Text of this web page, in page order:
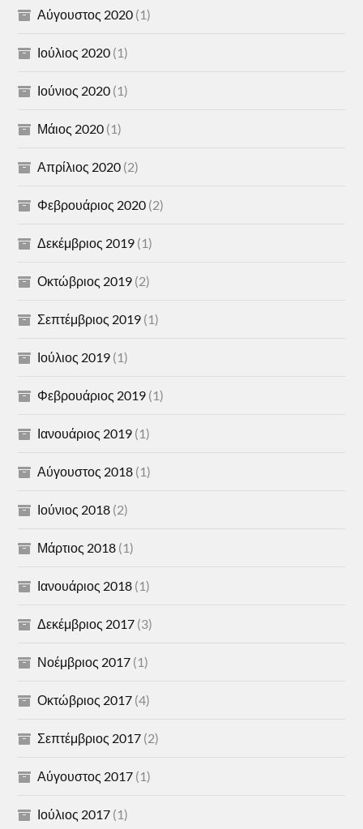
Αύγουστος 2020 (1)
Ιούλιος 2020 (1)
Ιούνιος 2020 (1)
Μάιος 2020 (1)
Απρίλιος 2020 (2)
Φεβρουάριος 2020 (2)
Δεκέμβριος 2019 (1)
Οκτώβριος 2019 (2)
Σεπτέμβριος 2019 (1)
Ιούλιος 2019 (1)
Φεβρουάριος 2019 (1)
Ιανουάριος 2019 (1)
Αύγουστος 2018 (1)
Ιούνιος 2018 (2)
Μάρτιος 2018 (1)
Ιανουάριος 2018 (1)
Δεκέμβριος 2017 (3)
Νοέμβριος 2017 (1)
Οκτώβριος 2017 (4)
Σεπτέμβριος 2017 (2)
Αύγουστος 2017 (1)
Ιούλιος 2017 (1)